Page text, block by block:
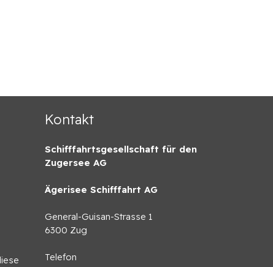
Kontakt
Schifffahrtsgesellschaft für den
Zugersee AG
Ägerisee Schifffahrt AG
General-Guisan-Strasse 1
6300 Zug
Telefon